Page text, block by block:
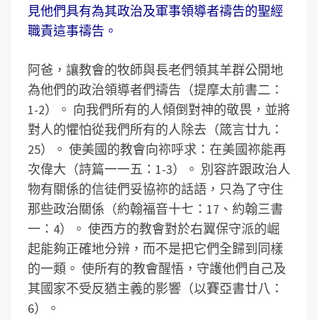
見他們具有為其政治及軍事領導者禱告的聖經
職責這事禱告。
阿爸，讓教會的牧師與長老們領其羊群公開地
為他們的政治領導者們禱告（提摩太前書二：
1-2）。 向我們所有的人傾倒對神的敬畏，並將
對人的懼怕從我們所有的人除去（箴言廿九：
25）。 使美國的教會向祢呼求：在美國祢能再
次偉大（詩篇一一五：1-3）。 別容許跟政治人
物有關係的信徒們妥協祢的話語，只為了守住
那些政治關係（約翰福音十七：17、約翰三書
一：4）。 使西方的教會對於右翼保守派的崛
起能夠正確地分辨，而不是把它們全歸到同樣
的一類。 使所有的教會醒悟，守護他們自己及
其國家不受反猶主義的影響（以賽亞書廿八：
6）。